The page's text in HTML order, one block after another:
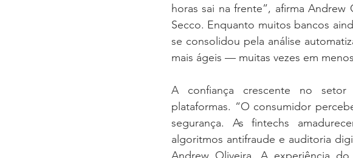
horas sai na frente”, afirma
Secco. Enquanto muitos bancos
se consolidou pela análise
mais ágeis — muitas vezes em
A confiança crescente no setor
plataformas. “O consumidor
segurança. As fintechs
algoritmos antifraude e auditoria